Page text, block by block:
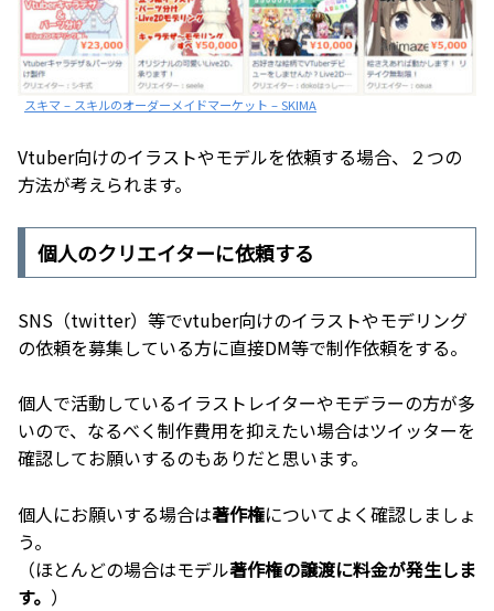
スキマ – スキルのオーダーメイドマーケット – SKIMA
Vtuber向けのイラストやモデルを依頼する場合、２つの
方法が考えられます。
個人のクリエイターに依頼する
SNS（twitter）等でvtuber向けのイラストやモデリング
の依頼を募集している方に直接DM等で制作依頼をする。
個人で活動しているイラストレイターやモデラーの方が多
いので、なるべく制作費用を抑えたい場合はツイッターを
確認してお願いするのもありだと思います。
個人にお願いする場合は著作権についてよく確認しましょ
う。
（ほとんどの場合はモデル著作権の譲渡に料金が発生しま
す。 ）